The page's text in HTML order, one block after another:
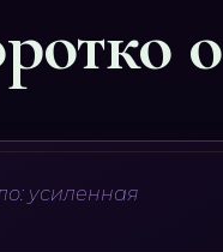
о
усиленная